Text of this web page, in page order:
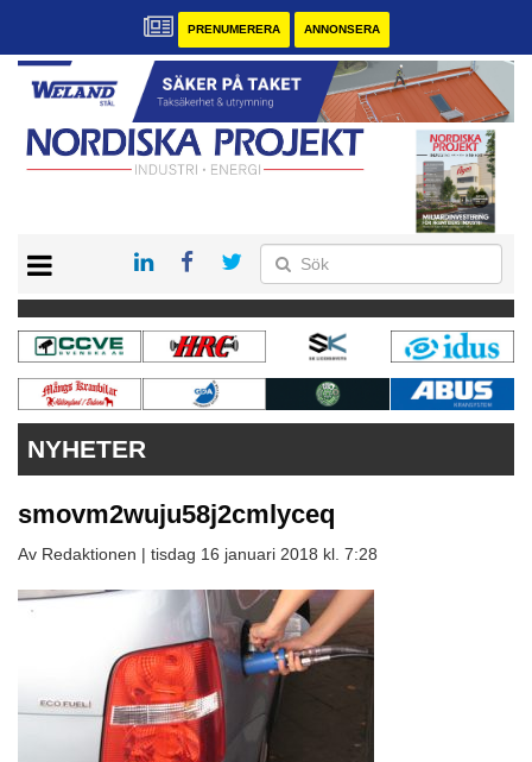
PRENUMERERA ANNONSERA
KONTAKT
VÅRA ANDRA MAGASIN
PRENUMERERA
ANNONSERA
NYHETER
smovm2wuju58j2cmlyceq
Av Redaktionen | tisdag 16 januari 2018 kl. 7:28